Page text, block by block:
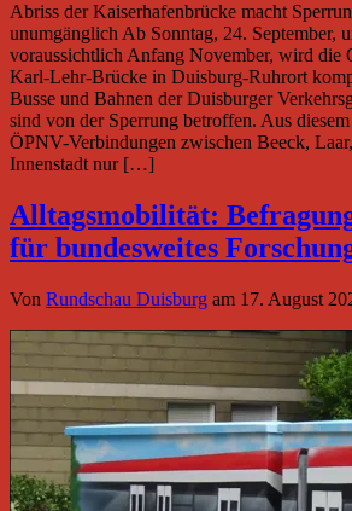
Abriss der Kaiserhafenbrücke macht
unumgänglich Ab Sonntag, 24. September,
voraussichtlich Anfang November, wird die
Karl-Lehr-Brücke in Duisburg-Ruhrort
Busse und Bahnen der Duisburger
sind von der Sperrung betroffen. Aus
ÖPNV-Verbindungen zwischen Beeck,
Innenstadt nur […]
Alltagsmobilität:
für bundesweites
Von Rundschau Duisburg am 17. August